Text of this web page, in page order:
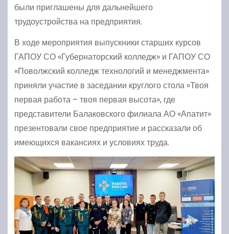
были приглашены для дальнейшего
трудоустройства на предприятия.
В ходе мероприятия выпускники старших курсов
ГАПОУ СО «Губернаторский колледж» и ГАПОУ СО
«Поволжский колледж технологий и менеджмента»
приняли участие в заседании круглого стола «Твоя
первая работа – твоя первая высота», где
представители Балаковского филиала АО «Апатит»
презентовали свое предприятие и рассказали об
имеющихся вакансиях и условиях труда.